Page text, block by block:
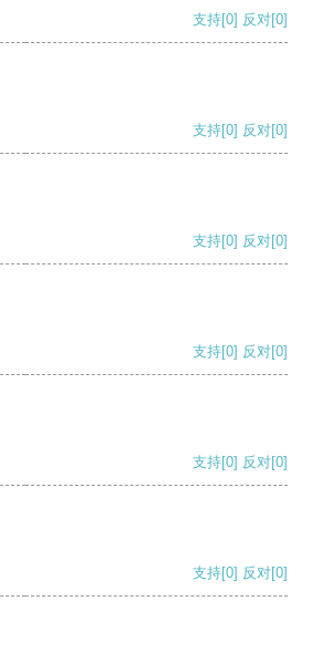
支持[0] 反对[0]
支持[0] 反对[0]
支持[0] 反对[0]
支持[0] 反对[0]
支持[0] 反对[0]
支持[0] 反对[0]